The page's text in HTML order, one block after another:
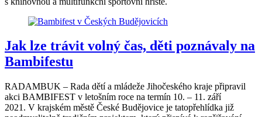
Jak lze trávit volný čas, děti poznávaly na
Bambifestu
RADAMBUK – Rada dětí a mládeže Jihočeského kraje připravil
akci BAMBIFEST v letošním roce na termín 10. – 11. září
2021. V krajském městě České Budějovice je tatopřehlídka již